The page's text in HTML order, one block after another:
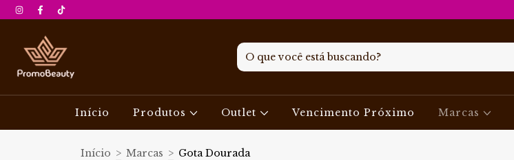
Início Produtos Outlet Vencimento Próximo Marcas
Início > Marcas > Gota Dourada